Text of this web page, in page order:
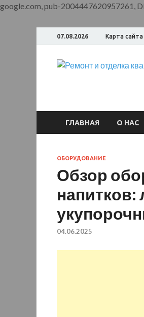
google.com, pub-2004447620957261,
07.08.2026 Карта сайта
ГЛАВНАЯ О НАС
ОБОРУДОВАНИЕ
Обзор
напитков:
04.06.2025